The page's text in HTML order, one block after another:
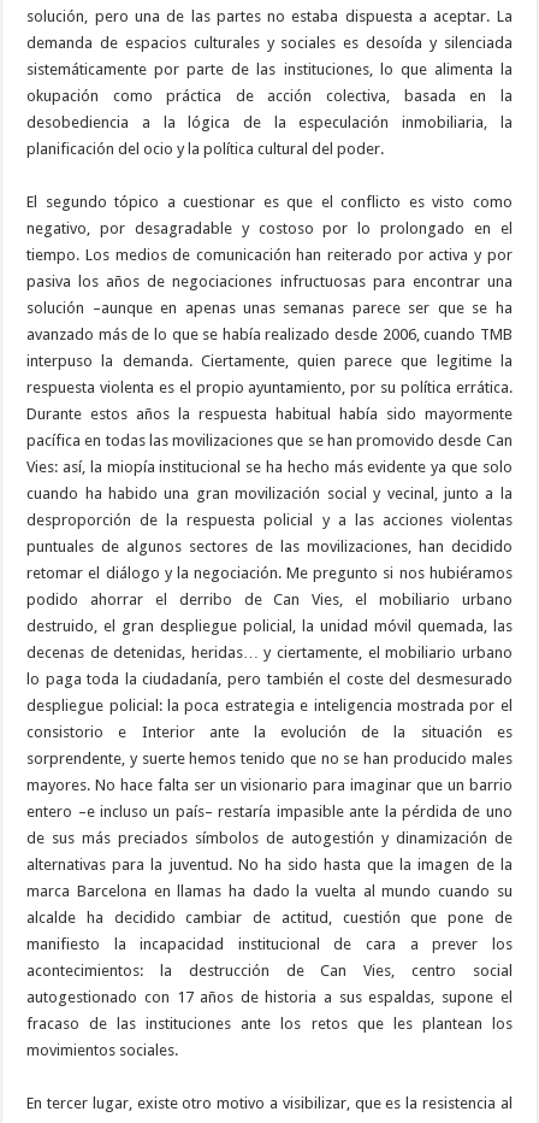
solución, pero una de las partes no estaba dispuesta a aceptar. La
demanda de espacios culturales y sociales es desoída y silenciada
sistemáticamente por parte de las instituciones, lo que alimenta la
okupación como práctica de acción colectiva, basada en la
desobediencia a la lógica de la especulación inmobiliaria, la
planificación del ocio y la política cultural del poder.
El segundo tópico a cuestionar es que el conflicto es visto como
negativo, por desagradable y costoso por lo prolongado en el
tiempo. Los medios de comunicación han reiterado por activa y por
pasiva los años de negociaciones infructuosas para encontrar una
solución –aunque en apenas unas semanas parece ser que se ha
avanzado más de lo que se había realizado desde 2006, cuando TMB
interpuso la demanda. Ciertamente, quien parece que legitime la
respuesta violenta es el propio ayuntamiento, por su política errática.
Durante estos años la respuesta habitual había sido mayormente
pacífica en todas las movilizaciones que se han promovido desde Can
Vies: así, la miopía institucional se ha hecho más evidente ya que solo
cuando ha habido una gran movilización social y vecinal, junto a la
desproporción de la respuesta policial y a las acciones violentas
puntuales de algunos sectores de las movilizaciones, han decidido
retomar el diálogo y la negociación. Me pregunto si nos hubiéramos
podido ahorrar el derribo de Can Vies, el mobiliario urbano
destruido, el gran despliegue policial, la unidad móvil quemada, las
decenas de detenidas, heridas… y ciertamente, el mobiliario urbano
lo paga toda la ciudadanía, pero también el coste del desmesurado
despliegue policial: la poca estrategia e inteligencia mostrada por el
consistorio e Interior ante la evolución de la situación es
sorprendente, y suerte hemos tenido que no se han producido males
mayores. No hace falta ser un visionario para imaginar que un barrio
entero –e incluso un país– restaría impasible ante la pérdida de uno
de sus más preciados símbolos de autogestión y dinamización de
alternativas para la juventud. No ha sido hasta que la imagen de la
marca Barcelona en llamas ha dado la vuelta al mundo cuando su
alcalde ha decidido cambiar de actitud, cuestión que pone de
manifiesto la incapacidad institucional de cara a prever los
acontecimientos: la destrucción de Can Vies, centro social
autogestionado con 17 años de historia a sus espaldas, supone el
fracaso de las instituciones ante los retos que les plantean los
movimientos sociales.
En tercer lugar, existe otro motivo a visibilizar, que es la resistencia al